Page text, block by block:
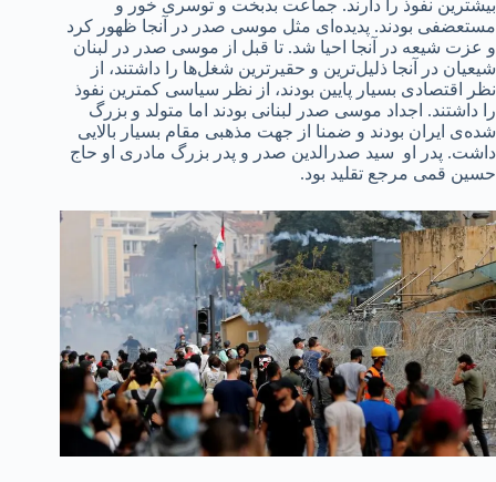
بیشترین نفوذ را دارند. جماعت بدبخت و توسری خور و
مستعضفی بودند. پدیده‌ای مثل موسی صدر در آنجا ظهور کرد
و عزت شیعه در آنجا احیا شد. تا قبل از موسی صدر در لبنان
شیعیان در آنجا ذلیل‌ترین و حقیرترین شغل‌ها را داشتند، از
نظر اقتصادی بسیار پایین بودند، از نظر سیاسی کمترین نفوذ
را داشتند. اجداد موسی صدر لبنانی بودند اما متولد و بزرگ
شده‌ی ایران بودند و ضمنا از جهت مذهبی مقام بسیار بالایی
داشت.‌ پدر او سید صدرالدین صدر و پدر بزرگ مادری او حاج
حسین قمی مرجع تقلید بود.